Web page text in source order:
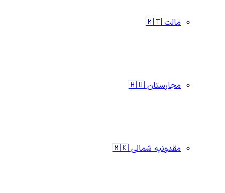
مالت 🇲🇹
مجارستان 🇭🇺
مقدونیه شمالی 🇲🇰